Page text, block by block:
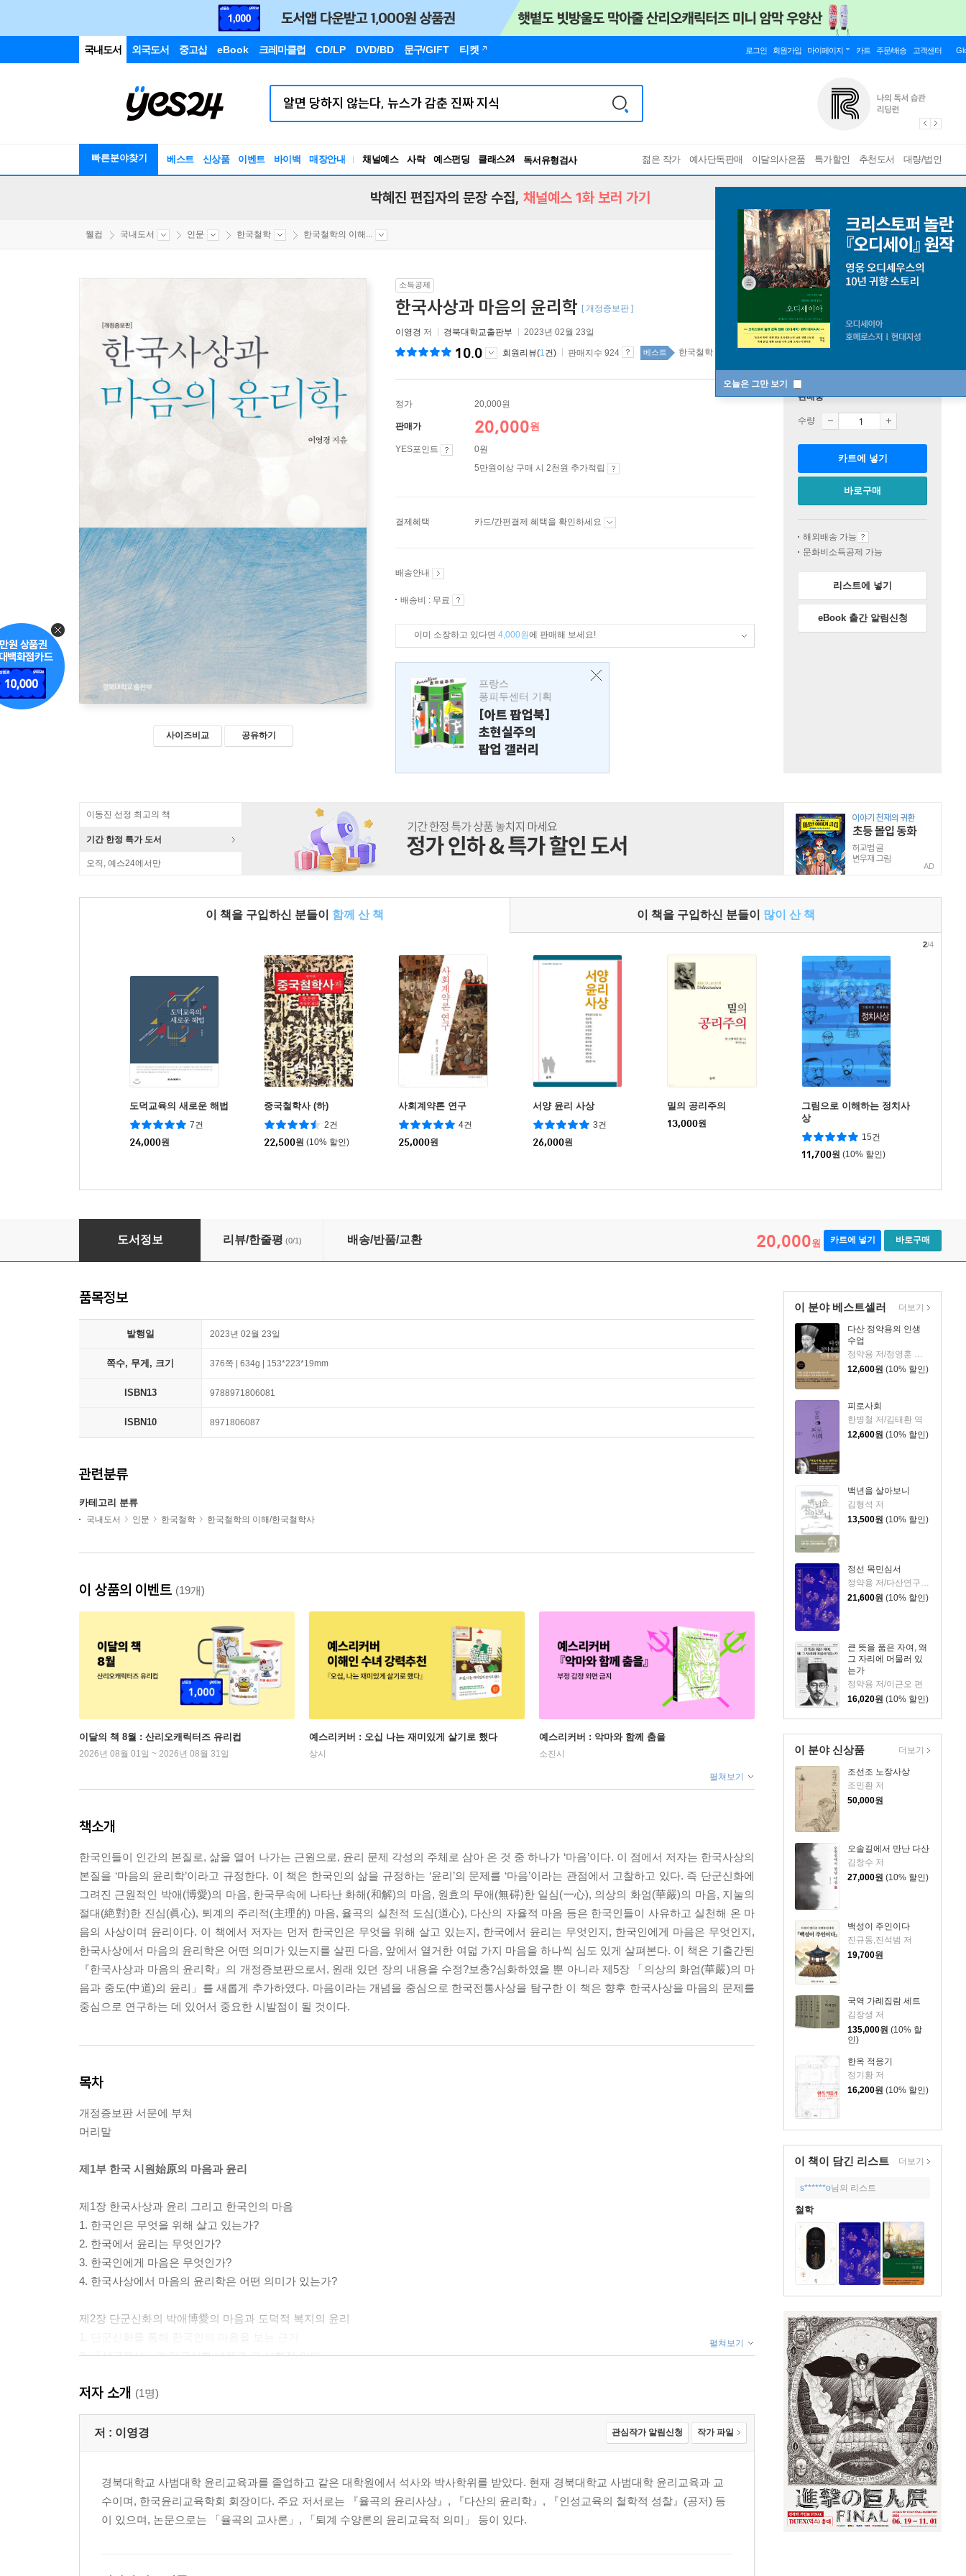
국내도서 외국도서 중고샵 eBook 크레마클럽 CD/LP DVD/BD 문구/GIFT 티켓 로그인 회원가입 마이페이지 카트 주문/배송 고객센터
빠른분야찾기 베스트 신상품 이벤트 바이백 매장안내 채널예스 사락 예스펀딩 클래스24
독서유형검사
RBTI Lab
젊은 작가 예사단독판매 이달의사은품 특가할인 추천도서 대량/법인
오늘은 그만 보기
박혜진 편집자의 문장 수집, 채널예스 1화 보러 가기
웰컴 국내도서 인문 한국철학 한국철학의 이해...
사이즈비교 공유하기
소득공제
한국사상과 마음의 윤리학 [ 개정증보판 ]
이영경 저 경북대학교출판부 2023년 02월 23일
10.0 회원리뷰(1건) 판매지수 924 베스트 한국철학 top20 104주
정가 20,000원
판매가 20,000원
YES포인트
0원
5만원이상 구매 시 2천원 추가적립
결제혜택 카드/간편결제 혜택을 확인하세요
배송안내
배송비 : 무료
이미 소장하고 있다면 4,000원에 판매해 보세요!
프랑스
퐁피두센터 기획
[아트 팝업북]
초현실주의
팝업 갤러리
판매중
수량
카트에 넣기
바로구매
해외배송 가능
문화비소득공제 가능
리스트에 넣기
eBook 출간 알림신청
이동진 선정 최고의 책
기간 한정 특가 도서
오직, 예스24에서만 AD
이 책을 구입하신 분들이 함께 산 책 이 책을 구입하신 분들이 많이 산 책
도덕교육의 새로운 해법
7건
24,000원
중국철학사 (하)
2건
22,500원 (10% 할인)
사회계약론 연구
4건
25,000원
서양 윤리 사상
3건
26,000원
밀의 공리주의
13,000원
그림으로 이해하는 정치사
상
15건
11,700원 (10% 할인)
2/4
한국사상과 마음의 윤리학
도서정보 리뷰/한줄평 (0/1) 배송/반품/교환 20,000원 카트에 넣기 바로구매
이 분야 베스트셀러
다산 정약용의 인생
수업
정약용 저/정영훈 기획/김창준 역
12,600원 (10% 할인)
피로사회
한병철 저/김태환 역
12,600원 (10% 할인)
백년을 살아보니
김형석 저
13,500원 (10% 할인)
정선 목민심서
정약용 저/다산연구회 편역
21,600원 (10% 할인)
큰 뜻을 품은 자여, 왜
그 자리에 머물러 있
는가
정약용 저/이근오 편
16,020원 (10% 할인)
더보기
이 분야 신상품
조선조 노장사상
조민환 저
50,000원
오솔길에서 만난 다산
김창수 저
27,000원 (10% 할인)
백성이 주인이다
진규동,진석범 저
19,700원
국역 가례집람 세트
김장생 저
135,000원 (10% 할
인)
한옥 적응기
정기황 저
16,200원 (10% 할인)
더보기
이 책이 담긴 리스트 더보기
s******o님의 리스트
철학
품목정보
발행일 2023년 02월 23일
쪽수, 무게, 크기 376쪽 | 634g | 153*223*19mm
ISBN13 9788971806081
ISBN10 8971806087
관련분류
카테고리 분류
국내도서 인문 한국철학 한국철학의 이해/한국철학사
이 상품의 이벤트 (19개)
이달의 책 8월 : 산리오캐릭터즈 유리컵
2026년 08월 01일 ~ 2026년 08월 31일
예스리커버 : 오십 나는 재미있게 살기로 했다
상시
예스리커버 : 악마와 함께 춤을
소진시
펼쳐보기
책소개
한국인들이 인간의 본질로, 삶을 열어 나가는 근원으로, 윤리 문제 각성의 주체로 삼아 온 것 중 하나가 ‘마음’이다. 이 점에서 저자는 한국사상의
본질을 ‘마음의 윤리학’이라고 규정한다. 이 책은 한국인의 삶을 규정하는 ‘윤리’의 문제를 ‘마음’이라는 관점에서 고찰하고 있다. 즉 단군신화에
그려진 근원적인 박애(博愛)의 마음, 한국무속에 나타난 화해(和解)의 마음, 원효의 무애(無碍)한 일심(一心), 의상의 화엄(華嚴)의 마음, 지눌의
절대(絶對)한 진심(眞心), 퇴계의 주리적(主理的) 마음, 율곡의 실천적 도심(道心), 다산의 자율적 마음 등은 한국인들이 사유하고 실천해 온 마
음의 사상이며 윤리이다. 이 책에서 저자는 먼저 한국인은 무엇을 위해 살고 있는지, 한국에서 윤리는 무엇인지, 한국인에게 마음은 무엇인지,
한국사상에서 마음의 윤리학은 어떤 의미가 있는지를 살핀 다음, 앞에서 열거한 여덟 가지 마음을 하나씩 심도 있게 살펴본다. 이 책은 기출간된
『한국사상과 마음의 윤리학』의 개정증보판으로서, 원래 있던 장의 내용을 수정?보충?심화하였을 뿐 아니라 제5장 「의상의 화엄(華嚴)의 마
음과 중도(中道)의 윤리」를 새롭게 추가하였다. 마음이라는 개념을 중심으로 한국전통사상을 탐구한 이 책은 향후 한국사상을 마음의 문제를
중심으로 연구하는 데 있어서 중요한 시발점이 될 것이다.
목차
개정증보판 서문에 부쳐
머리말
제1부 한국 시원始原의 마음과 윤리
제1장 한국사상과 윤리 그리고 한국인의 마음
1. 한국인은 무엇을 위해 살고 있는가?
2. 한국에서 윤리는 무엇인가?
3. 한국인에게 마음은 무엇인가?
4. 한국사상에서 마음의 윤리학은 어떤 의미가 있는가?
제2장 단군신화의 박애博愛의 마음과 도덕적 복지의 윤리
2. 『삼국유사』의 단군신화 내용과 그 사회적 의미
4. 평화(平和)의 윤리와 갈등의 승화 양상
5. 박애(博愛)의 마음과 도덕적 복지
6. 단군신화의 마음과 현대 한국인의 삶
제3장 한국무속의 화해和解의 마음과 행복 추구의 윤리
1. 한(恨)과 성무(成巫) 과정
2. 굿과 화해(和解)의 마음
펼쳐보기
저자 소개 (1명)
저 : 이영경 관심작가 알림신청 작가 파일
경북대학교 사범대학 윤리교육과를 졸업하고 같은 대학원에서 석사와 박사학위를 받았다. 현재 경북대학교 사범대학 윤리교육과 교
수이며, 한국윤리교육학회 회장이다. 주요 저서로는 『율곡의 윤리사상』, 『다산의 윤리학』, 『인성교육의 철학적 성찰』(공저) 등
이 있으며, 논문으로는 「율곡의 교사론」, 「퇴계 수양론의 윤리교육적 의미」 등이 있다.